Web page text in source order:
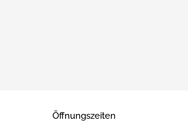
Öffnungszeiten